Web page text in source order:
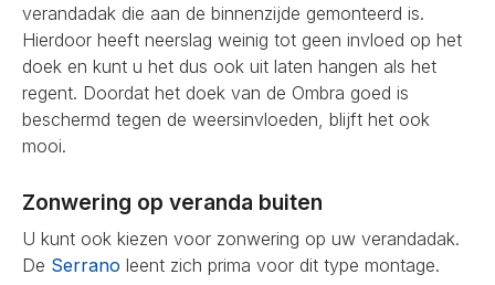
verandadak die aan de binnenzijde gemonteerd is.
Hierdoor heeft neerslag weinig tot geen invloed op het
doek en kunt u het dus ook uit laten hangen als het
regent. Doordat het doek van de Ombra goed is
beschermd tegen de weersinvloeden, blijft het ook
mooi.
Zonwering op veranda buiten
U kunt ook kiezen voor zonwering op uw verandadak.
De Serrano leent zich prima voor dit type montage.